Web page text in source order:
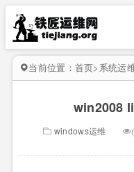
当前位置： 首页> 系统运
win2008
windows运维